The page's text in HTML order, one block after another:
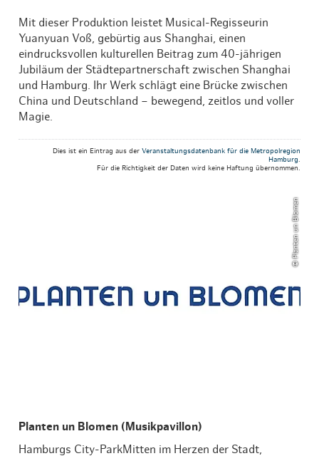
Mit dieser Produktion leistet Musical-Regisseurin
Yuanyuan Voß, gebürtig aus Shanghai, einen
eindrucksvollen kulturellen Beitrag zum 40-jährigen
Jubiläum der Städtepartnerschaft zwischen Shanghai
und Hamburg. Ihr Werk schlägt eine Brücke zwischen
China und Deutschland – bewegend, zeitlos und voller
Magie.
Dies ist ein Eintrag aus der Veranstaltungsdatenbank für die Metropolregion
Hamburg.
Für die Richtigkeit der Daten wird keine Haftung übernommen.
© Planten un Blomen
Planten un Blomen (Musikpavillon)
Hamburgs City-ParkMitten im Herzen der Stadt,